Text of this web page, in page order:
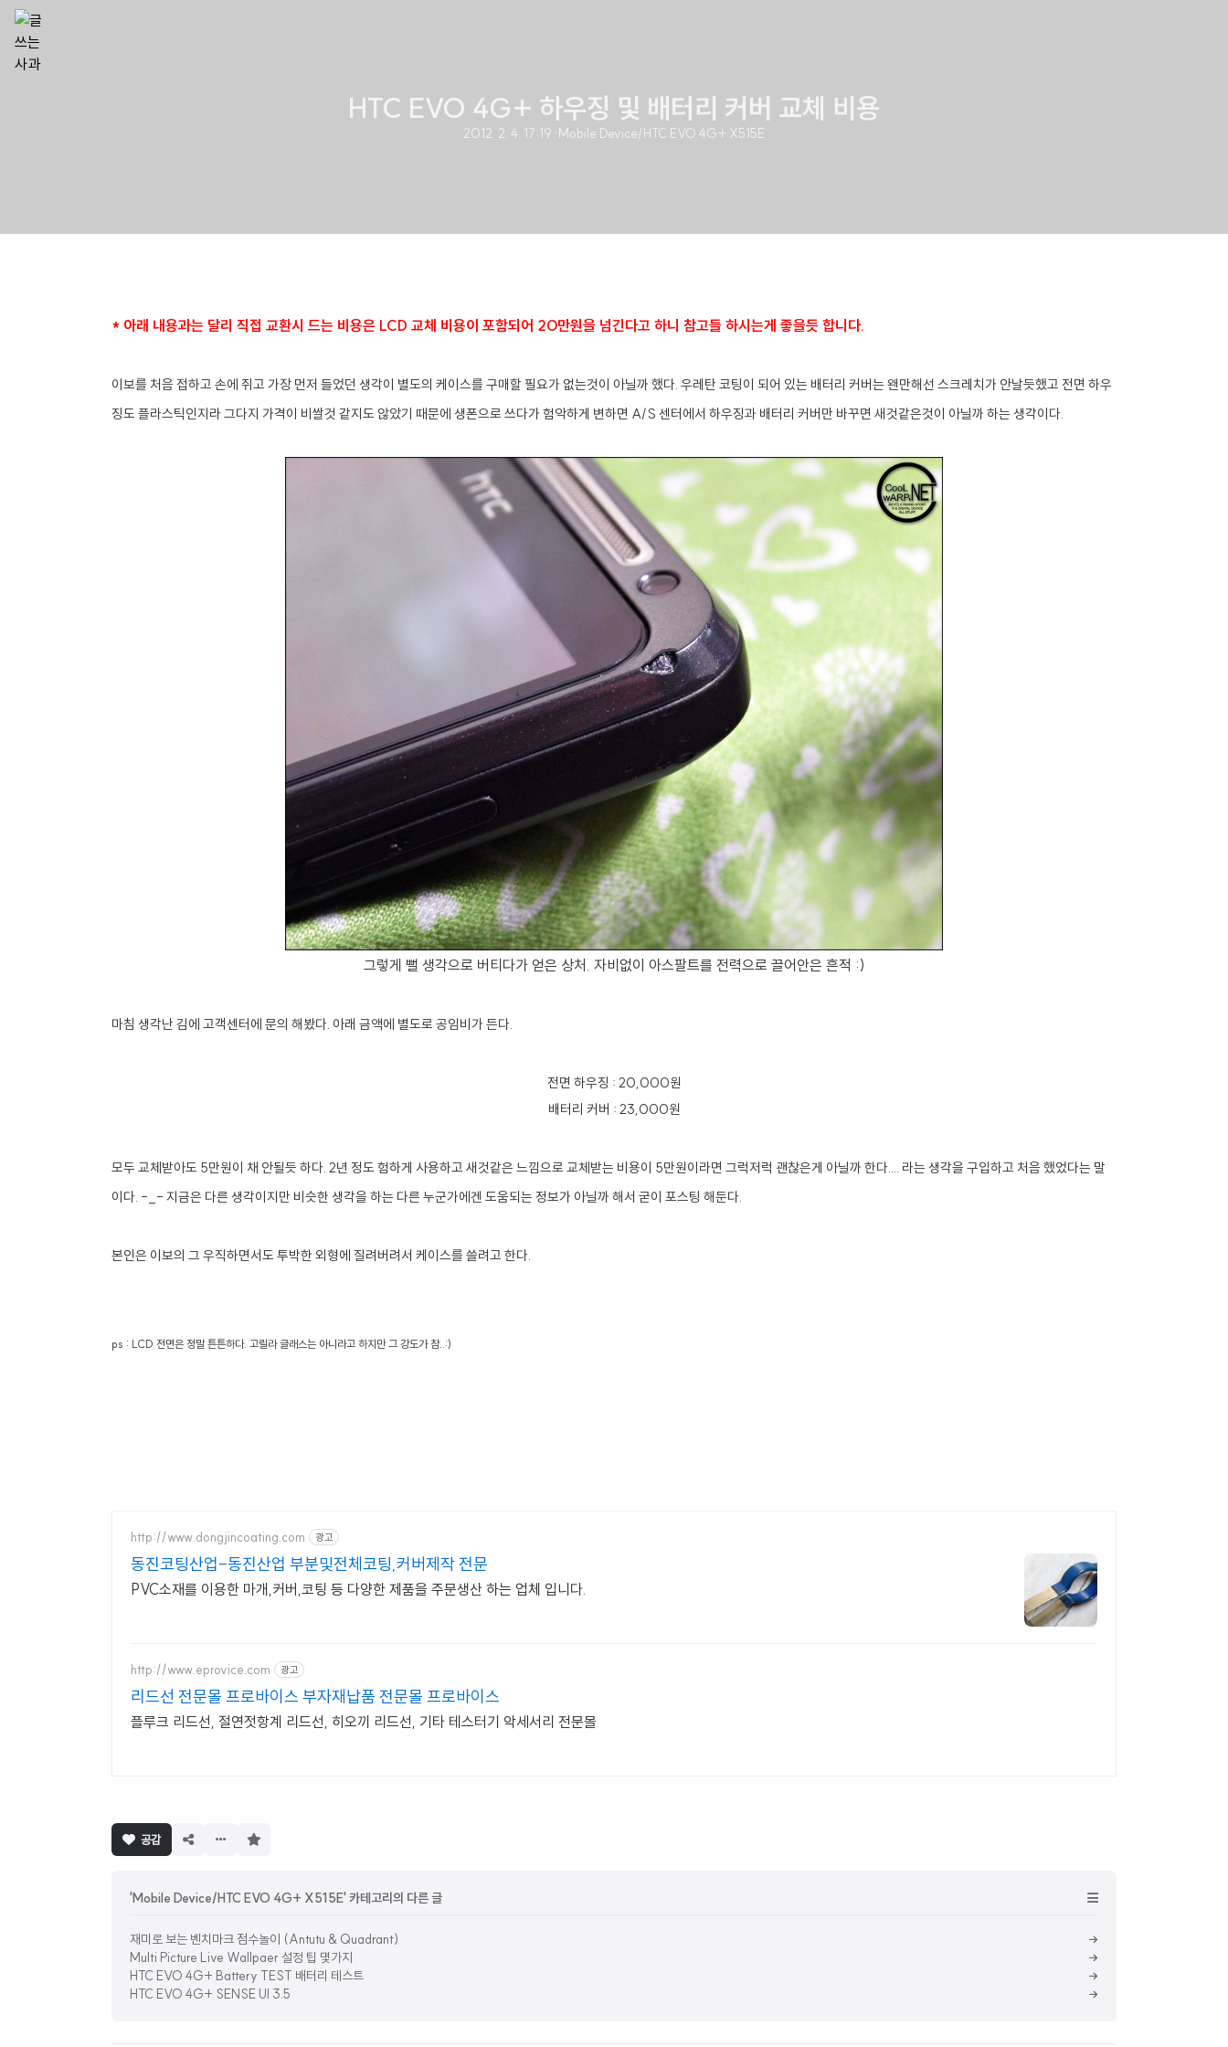
HTC EVO 4G+ 하우징 및 배터리 커버 교체 비용
2012. 2. 4. 17:19 ·Mobile Device/HTC EVO 4G+ X515E
* 아래 내용과는 달리 직접 교환시 드는 비용은 LCD 교체 비용이 포함되어 20만원을 넘긴다고 하니 참고들 하시는게 좋을듯 합니다.
이보를 처음 접하고 손에 쥐고 가장 먼저 들었던 생각이 별도의 케이스를 구매할 필요가 없는것이 아닐까 했다. 우레탄 코팅이 되어 있는 배터리 커버는 왠만해선 스크레치가 안날듯했고 전면 하우
징도 플라스틱인지라 그다지 가격이 비쌀것 같지도 않았기 때문에 생폰으로 쓰다가 험악하게 변하면 A/S 센터에서 하우징과 배터리 커버만 바꾸면 새것같은것이 아닐까 하는 생각이다.
그렇게 뻘 생각으로 버티다가 얻은 상처. 자비없이 아스팔트를 전력으로 끌어안은 흔적 :)
마침 생각난 김에 고객센터에 문의 해봤다. 아래 금액에 별도로 공임비가 든다.
전면 하우징 : 20,000원
배터리 커버 : 23,000원
모두 교체받아도 5만원이 채 안될듯 하다. 2년 정도 험하게 사용하고 새것같은 느낌으로 교체받는 비용이 5만원이라면 그럭저럭 괜찮은게 아닐까 한다.... 라는 생각을 구입하고 처음 했었다는 말
이다. -_- 지금은 다른 생각이지만 비슷한 생각을 하는 다른 누군가에겐 도움되는 정보가 아닐까 해서 굳이 포스팅 해둔다.
본인은 이보의 그 우직하면서도 투박한 외형에 질려버려서 케이스를 쓸려고 한다.
ps : LCD 전면은 정말 튼튼하다. 고릴라 글래스는 아니라고 하지만 그 강도가 참..:)
http://www.dongjincoating.com 광고
동진코팅산업-동진산업 부분및전체코팅,커버제작 전문
PVC소재를 이용한 마개,커버,코팅 등 다양한 제품을 주문생산 하는 업체 입니다.
http://www.eprovice.com 광고
리드선 전문몰 프로바이스 부자재납품 전문몰 프로바이스
플루크 리드선, 절연젓항계 리드선, 히오끼 리드선, 기타 테스터기 악세서리 전문몰
공감
'Mobile Device/HTC EVO 4G+ X515E' 카테고리의 다른 글
재미로 보는 벤치마크 점수놀이 (Antutu & Quadrant)
Multi Picture Live Wallpaer 설정 팁 몇가지
HTC EVO 4G+ Battery TEST 배터리 테스트
HTC EVO 4G+ SENSE UI 3.5